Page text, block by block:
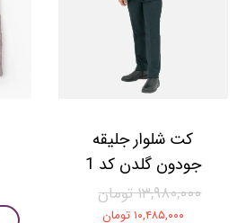
کت شلوار جلیقه
جودون گلدن کد 1
۱۳,۹۸۰,۰۰۰ تومان
۱۰,۴۸۵,۰۰۰ تومان